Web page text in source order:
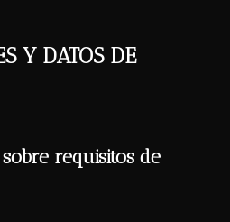
Y DATOS DE
requisitos de